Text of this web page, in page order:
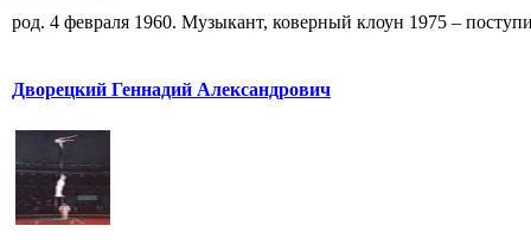
род. 4 февраля 1960. Музыкант, коверный клоун 1975 –
Дворецкий Геннадий Александрович